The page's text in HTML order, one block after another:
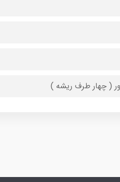
( چهار طرف ریشه )